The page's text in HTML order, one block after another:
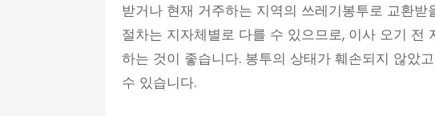
받거나 현재 거주하는 지역의 쓰레기봉투로 교환
절차는 지자체별로 다를 수 있으므로, 이사 오기 전
하는 것이 좋습니다. 봉투의 상태가 훼손되지 않았
수 있습니다.